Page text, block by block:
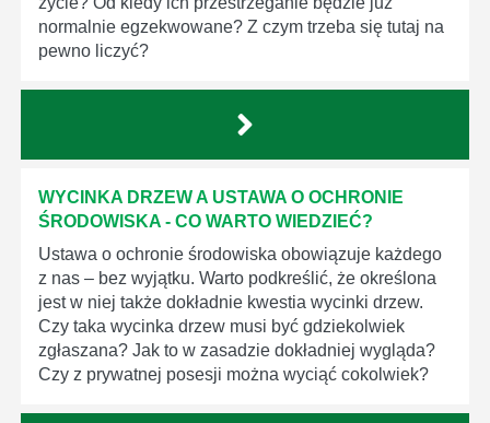
normalnie egzekwowane? Z czym trzeba się tutaj na
pewno liczyć?
WYCINKA DRZEW A USTAWA O OCHRONIE
ŚRODOWISKA - CO WARTO WIEDZIEĆ?
Ustawa o ochronie środowiska obowiązuje każdego
z nas – bez wyjątku. Warto podkreślić, że określona
jest w niej także dokładnie kwestia wycinki drzew.
Czy taka wycinka drzew musi być gdziekolwiek
zgłaszana? Jak to w zasadzie dokładniej wygląda?
Czy z prywatnej posesji można wyciąć cokolwiek?